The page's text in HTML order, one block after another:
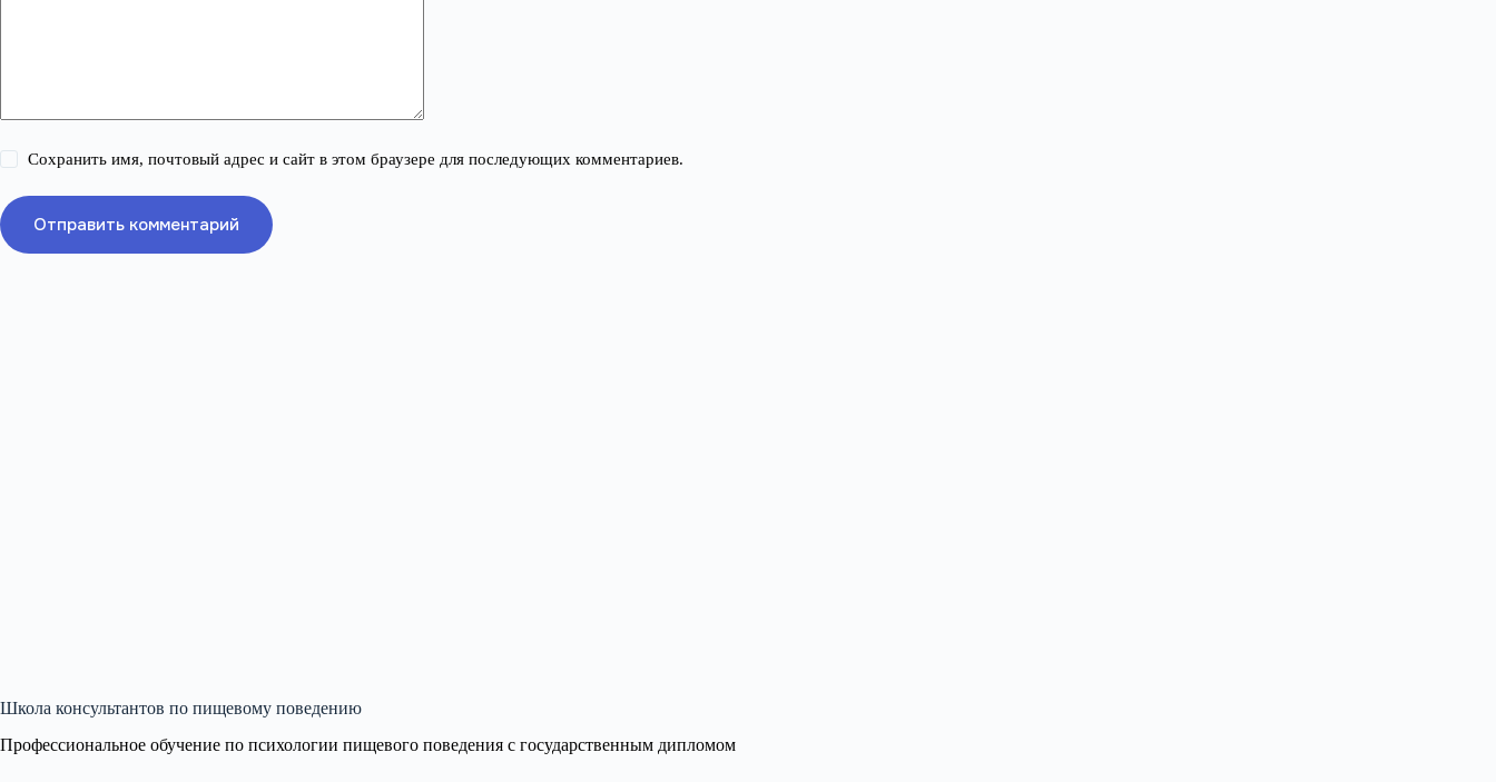
Сохранить имя, почтовый адрес и сайт в этом браузере для последующих комментариев.
Отправить комментарий
Школа консультантов по пищевому поведению
Профессиональное обучение по психологии пищевого поведения с государственным дипломом